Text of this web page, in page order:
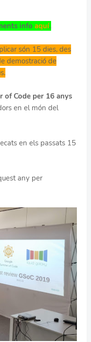
info aquí.
són 15 dies, des
demostració de
of Code per 16 anys
en el món del
en els passats 15
any per